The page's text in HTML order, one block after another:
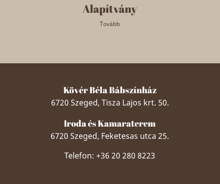
Alapítvány
Tovább
Kövér Béla Bábszínház
6720 Szeged, Tisza Lajos krt. 50.
Iroda és Kamaraterem
6720 Szeged, Feketesas utca 25.
Telefon: +36 20 280 8223